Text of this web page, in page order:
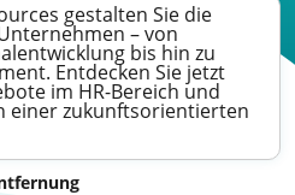
gestalten Sie die
– von
bis hin zu
Entdecken Sie jetzt
im HR-Bereich und
einer zukunftsorientierten